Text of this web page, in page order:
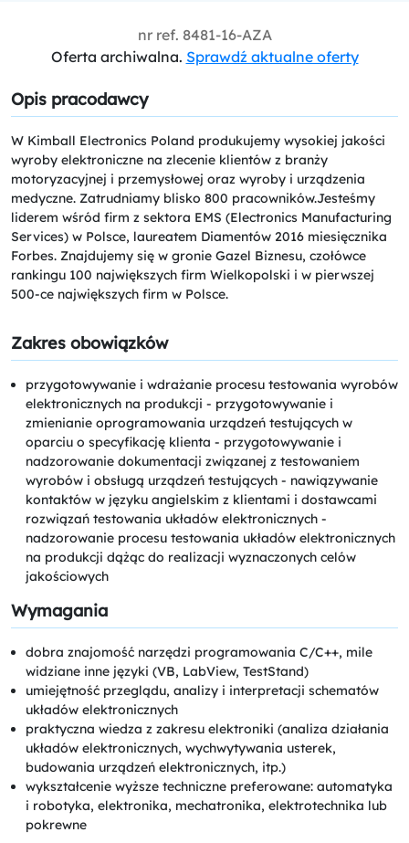
nr ref. 8481-16-AZA
Oferta archiwalna. Sprawdź aktualne oferty
Opis pracodawcy
W Kimball Electronics Poland produkujemy wysokiej jakości
wyroby elektroniczne na zlecenie klientów z branży
motoryzacyjnej i przemysłowej oraz wyroby i urządzenia
medyczne. Zatrudniamy blisko 800 pracowników.Jesteśmy
liderem wśród firm z sektora EMS (Electronics Manufacturing
Services) w Polsce, laureatem Diamentów 2016 miesięcznika
Forbes. Znajdujemy się w gronie Gazel Biznesu, czołówce
rankingu 100 największych firm Wielkopolski i w pierwszej
500-ce największych firm w Polsce.
Zakres obowiązków
przygotowywanie i wdrażanie procesu testowania wyrobów
elektronicznych na produkcji - przygotowywanie i
zmienianie oprogramowania urządzeń testujących w
oparciu o specyfikację klienta - przygotowywanie i
nadzorowanie dokumentacji związanej z testowaniem
wyrobów i obsługą urządzeń testujących - nawiązywanie
kontaktów w języku angielskim z klientami i dostawcami
rozwiązań testowania układów elektronicznych -
nadzorowanie procesu testowania układów elektronicznych
na produkcji dążąc do realizacji wyznaczonych celów
jakościowych
Wymagania
dobra znajomość narzędzi programowania C/C++, mile
widziane inne języki (VB, LabView, TestStand)
umiejętność przeglądu, analizy i interpretacji schematów
układów elektronicznych
praktyczna wiedza z zakresu elektroniki (analiza działania
układów elektronicznych, wychwytywania usterek,
budowania urządzeń elektronicznych, itp.)
wykształcenie wyższe techniczne preferowane: automatyka
i robotyka, elektronika, mechatronika, elektrotechnika lub
pokrewne